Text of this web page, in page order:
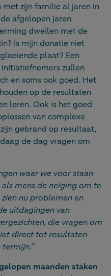
met zijn familie al jaren in
afgelopen jaren
dweilen met de
Is mijn donatie niet
plaat? Een
zullen
en soms ook goed. Het
op de resultaten
leren. Ook is het goed
van complexe
gebrand op resultaat,
de dag vragen om
waar we voor staan
mens de neiging om te
zien nu problemen en
uitdagingen van
die vragen om
direct tot resultaten
maanden staken